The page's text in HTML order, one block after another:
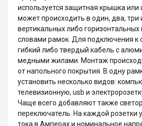
используется защитная крышка или
может происходить в один, два, три
вертикальных либо горизонтальных
словами рамок. Для подключения к
гибкий либо твердый кабель с
медными жилами. Монтаж
от напольного покрытия. В одну
установить несколько видов:
телевизионную, usb и
Чаще всего добавляют также
переключатель. На каждой розетки
тока в Амперах и номинальное